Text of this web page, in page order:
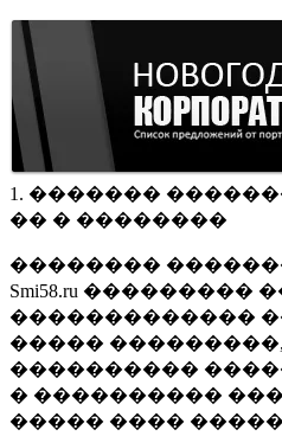
1. �������
�� � ��������
��������
Smi58.ru ���������
�������������
�����
����������
� ����������
����� ����